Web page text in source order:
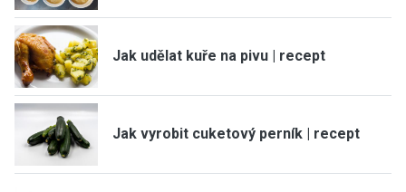
Jak udělat kuře na pivu | recept
Jak vyrobit cuketový perník | recept